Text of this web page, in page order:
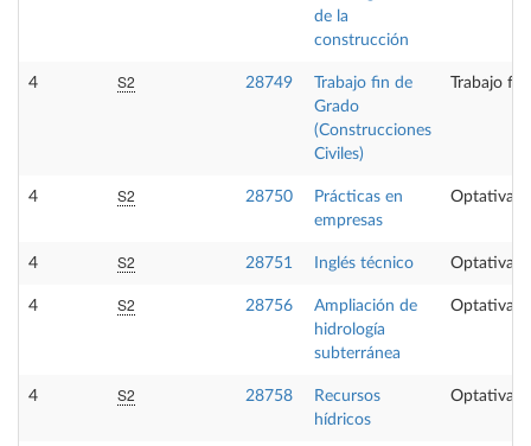
de la
construcción
4 S2 28749
Trabajo fin de
Grado
(Construcciones
Civiles)
Trabajo fin
4 S2 28750
Prácticas en
empresas
Optativa
4 S2 28751 Inglés técnico Optativa
4 S2 28756
Ampliación de
hidrología
subterránea
Optativa
4 S2 28758
Recursos
hídricos
Optativa